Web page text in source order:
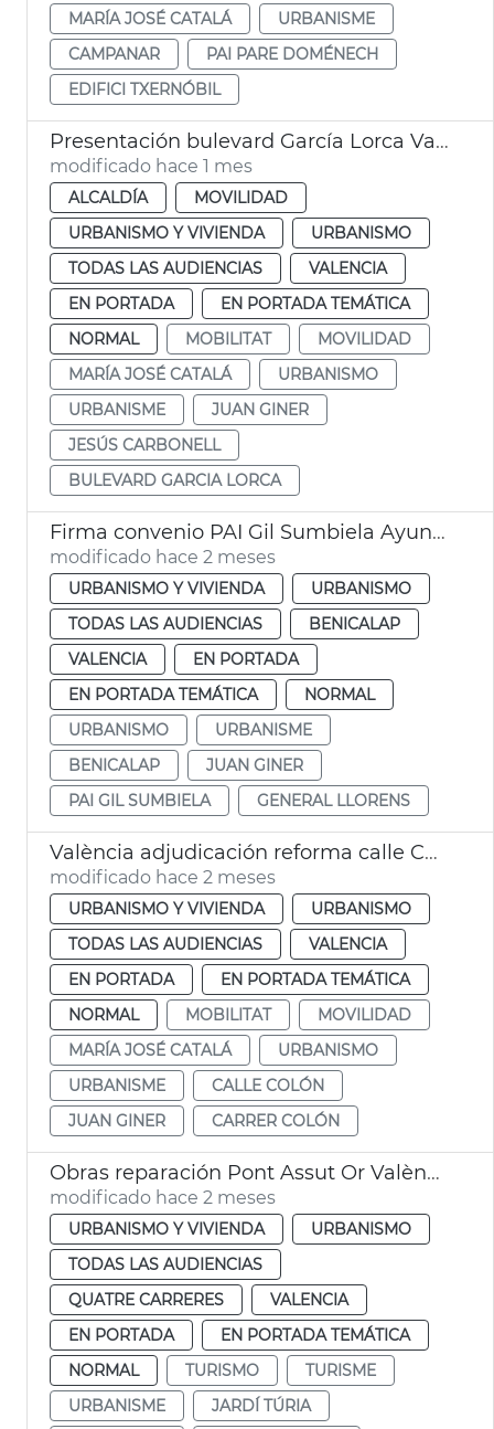
MARÍA JOSÉ CATALÁ
URBANISME
CAMPANAR
PAI PARE DOMÉNECH
EDIFICI TXERNÓBIL
Presentación bulevard García Lorca València
modificado hace 1 mes
ALCALDÍA
MOVILIDAD
URBANISMO Y VIVIENDA
URBANISMO
TODAS LAS AUDIENCIAS
VALENCIA
EN PORTADA
EN PORTADA TEMÁTICA
NORMAL
MOBILITAT
MOVILIDAD
MARÍA JOSÉ CATALÁ
URBANISMO
URBANISME
JUAN GINER
JESÚS CARBONELL
BULEVARD GARCIA LORCA
Firma convenio PAI Gil Sumbiela Ayuntamiento València
modificado hace 2 meses
URBANISMO Y VIVIENDA
URBANISMO
TODAS LAS AUDIENCIAS
BENICALAP
VALENCIA
EN PORTADA
EN PORTADA TEMÁTICA
NORMAL
URBANISMO
URBANISME
BENICALAP
JUAN GINER
PAI GIL SUMBIELA
GENERAL LLORENS
València adjudicación reforma calle Colón
modificado hace 2 meses
URBANISMO Y VIVIENDA
URBANISMO
TODAS LAS AUDIENCIAS
VALENCIA
EN PORTADA
EN PORTADA TEMÁTICA
NORMAL
MOBILITAT
MOVILIDAD
MARÍA JOSÉ CATALÁ
URBANISMO
URBANISME
CALLE COLÓN
JUAN GINER
CARRER COLÓN
Obras reparación Pont Assut Or València
modificado hace 2 meses
URBANISMO Y VIVIENDA
URBANISMO
TODAS LAS AUDIENCIAS
QUATRE CARRERES
VALENCIA
EN PORTADA
EN PORTADA TEMÁTICA
NORMAL
TURISMO
TURISME
URBANISME
JARDÍ TÚRIA